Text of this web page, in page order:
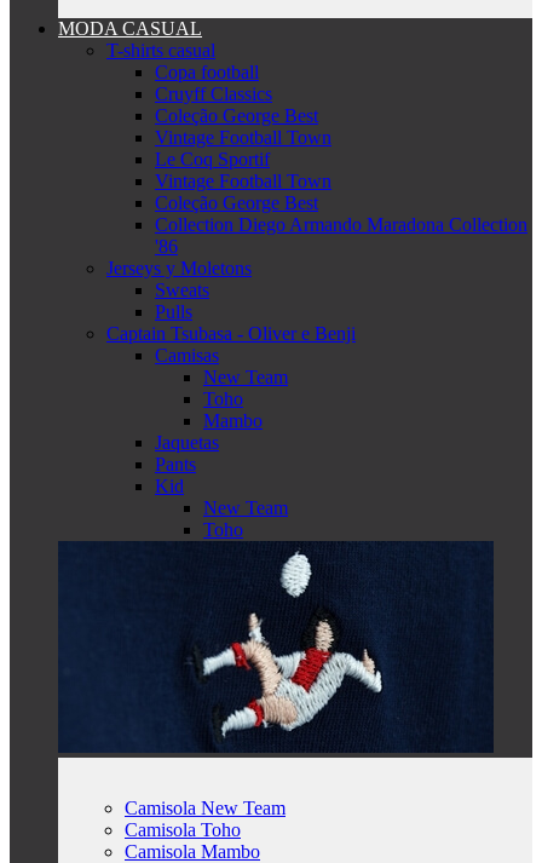
MODA CASUAL
T-shirts casual
Copa football
Cruyff Classics
Coleção George Best
Vintage Football Town
Le Coq Sportif
Vintage Football Town
Coleção George Best
Collection Diego Armando Maradona Collection
'86
Jerseys y Moletons
Sweats
Pulls
Captain Tsubasa - Oliver e Benji
Camisas
New Team
Toho
Mambo
Jaquetas
Pants
Kid
New Team
Toho
Camisola New Team
Camisola Toho
Camisola Mambo